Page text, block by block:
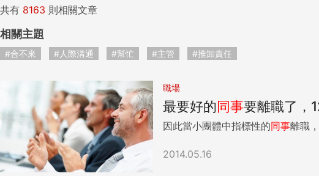
共有 8163 則相關文章
相關主題
#合不來 #人際溝通 #幫忙 #主管 #推卸責任
職場
最要好的同事要離職了，
因此當小團體中指標性的同事離職
2014.05.16